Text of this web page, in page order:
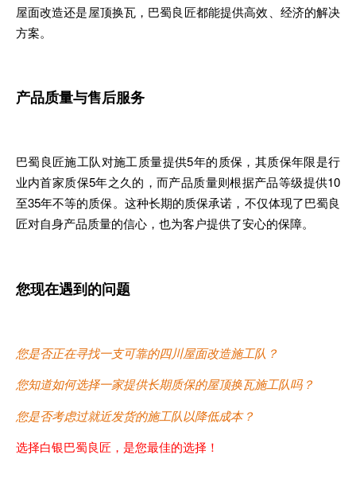
屋面改造还是屋顶换瓦，巴蜀良匠都能提供高效、经济的解决
方案。
产品质量与售后服务
巴蜀良匠施工队对施工质量提供5年的质保，其质保年限是行
业内首家质保5年之久的，而产品质量则根据产品等级提供10
至35年不等的质保。这种长期的质保承诺，不仅体现了巴蜀良
匠对自身产品质量的信心，也为客户提供了安心的保障。
您现在遇到的问题
您是否正在寻找一支可靠的四川屋面改造施工队？
您知道如何选择一家提供长期质保的屋顶换瓦施工队吗？
您是否考虑过就近发货的施工队以降低成本？
选择白银巴蜀良匠，是您最佳的选择！